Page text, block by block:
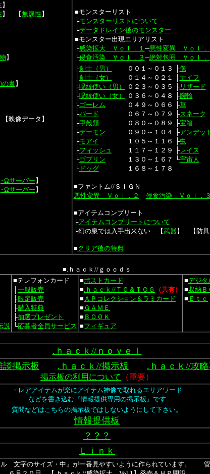
■モンスターリスト
├モンスターリストについて
└データドレイン後のモンスター
■モンスター出現エリアリスト
├感染拡大 Ｖｏｌ．１ ─悪性変異 Ｖｏｌ．
└侵食汚染 Ｖｏｌ．３ ─絶対包囲 Ｖｏｌ．
├剣士（男）
├剣士（女）
├呪紋使い（男）
├呪紋使い（女）
├ゴーレム
├バード
├甲殻類
├デーモン
├モアイ
├フィッシュ
└ゴブリン
└ドッグ
００１～０１３
０１４～０２１
０２３～０３５
０３６～０４８
０４９～０６６
０６７～０７９
０８０～０８９
０９０～１０４
１０５～１１６
１１７～１２９
１３０～１６７
１６８～１７８
├像
├ナイフ
├リザード
├腕輪
├草
├スネーク
├宝箱
├アンデッ
├虫
├レイス
└宇宙人
■ファントム//ＳＩＧＮ
悪性変異 Ｖｏｌ．２
侵食汚染 Ｖｏｌ．３
■アイテムコンプリート
├アイテムコンプリートについて
└幻の泉では入手出来ない 【武器】 【防具
■クリア後の特典
】
】 【無属性 】
】
の書】
映像データ】
Ωサーバー 】
Ωサーバー 】
■.ｈａｃｋ//ｇｏｏｄｓ
説
■テレフォンカード
├一般販売
├限定販売
├購入特典
├抽選プレゼント
└応募者全員サービス
■ポストカード
■.ｈａｃｋ//ＴＣ＆ＴＣＧ
（共有）
■ ＡＰコレクション＆ラミカード
■ ＧＡＭＥ
■ ＢＯＯＫ
■フィギュア
■デジタ
■収納Ｂ
■ Ｅｔｃ
.ｈａｃｋ//ｎｏｖｅｌ
談掲示板 .ｈａｃｋ//掲示板 .ｈａｃｋ//攻
掲示板の利用について （重要）
・レアアイテムが楽にアイテム神像で取れるエリアワード
などを書き込む『情報提供専用の掲示板』です
質問などはこちらの掲示板ではしないようにして下さい。
情報提供板
？？？
Ｌｉｎｋ
ル 文字のサイズ・中』が一番見やすいように作られています。 管